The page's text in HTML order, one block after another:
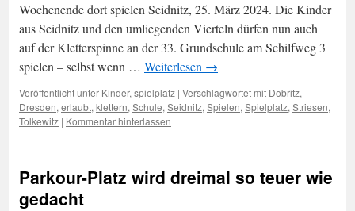
Wochenende dort spielen Seidnitz, 25. März 2024. Die Kinder
aus Seidnitz und den umliegenden Vierteln dürfen nun auch
auf der Kletterspinne an der 33. Grundschule am Schilfweg 3
spielen – selbst wenn … Weiterlesen →
Veröffentlicht unter Kinder, spielplatz | Verschlagwortet mit Dobritz,
Dresden, erlaubt, klettern, Schule, Seidnitz, Spielen, Spielplatz, Striesen,
Tolkewitz | Kommentar hinterlassen
Parkour-Platz wird dreimal so teuer wie
gedacht